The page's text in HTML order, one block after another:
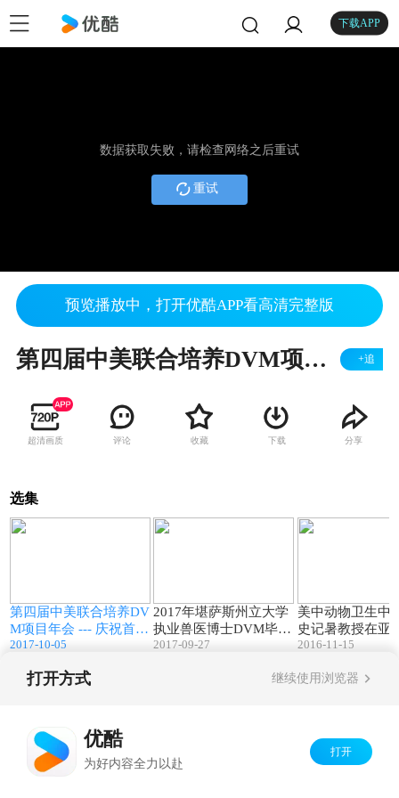
下载APP
数据获取失败，请检查网络之后重试
重试
预览播放中，打开优酷APP看高清完整版
第四届中美联合培养DVM项目年会 --- 庆祝首批项目学生毕业 +追
超清画质 评论 收藏 下载 分享
选集
第四届中美联合培养DV
M项目年会 --- 庆祝首批
项目学生毕业
2017-10-05
2017年堪萨斯州立大学
执业兽医博士DVM毕业
典礼
2017-09-27
美中动物卫生中
史记暑教授在亚
投资会上访谈
2016-11-15
打开方式 继续使用浏览器
优酷
为好内容全力以赴
打开